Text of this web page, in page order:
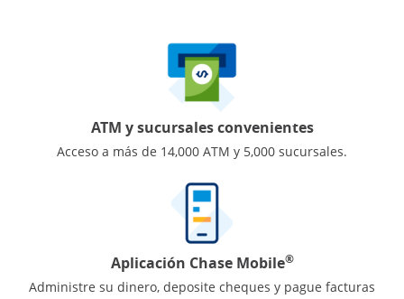
ATM y sucursales convenientes
Acceso a más de 14,000 ATM y 5,000 sucursales.
Aplicación Chase Mobile®
Administre su dinero, deposite cheques y pague facturas